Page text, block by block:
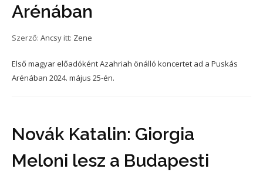
Arénában
Szerző: Ancsy itt: Zene
Első magyar előadóként Azahriah önálló koncertet ad a Puskás
Arénában 2024. május 25-én.
Novák Katalin: Giorgia
Meloni lesz a Budapesti